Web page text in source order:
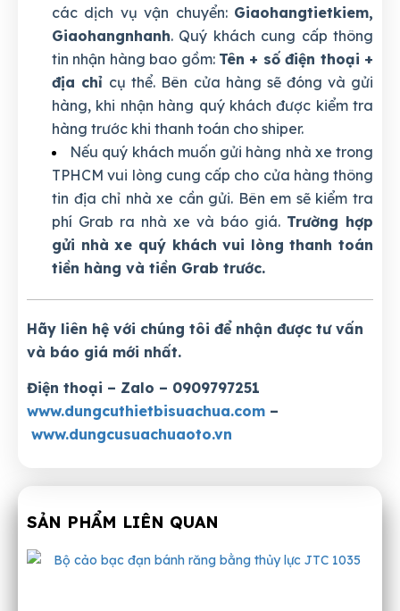
các dịch vụ vận chuyển: Giaohangtietkiem,
Giaohangnhanh. Quý khách cung cấp thông
tin nhận hàng bao gồm: Tên + số điện thoại +
địa chỉ cụ thể. Bên cửa hàng sẽ đóng và gửi
hàng, khi nhận hàng quý khách được kiểm tra
hàng trước khi thanh toán cho shiper.
Nếu quý khách muốn gửi hàng nhà xe trong
TPHCM vui lòng cung cấp cho cửa hàng thông
tin địa chỉ nhà xe cần gửi. Bên em sẽ kiểm tra
phí Grab ra nhà xe và báo giá. Trường hợp
gửi nhà xe quý khách vui lòng thanh toán
tiền hàng và tiền Grab trước.
Hãy liên hệ với chúng tôi để nhận được tư vấn
và báo giá mới nhất.
Điện thoại – Zalo – 0909797251
www.dungcuthietbisuachua.com –
www.dungcusuachuaoto.vn
SẢN PHẨM LIÊN QUAN